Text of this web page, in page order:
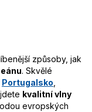
způsoby, jak
. Skvělé
Portugalsko
kvalitní vlny
evropských